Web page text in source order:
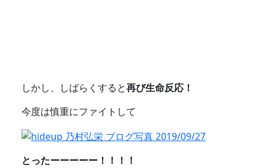
しかし、しばらくすると再び生命反応！
今度は慎重にファイトして
とったーーーーー！！！！